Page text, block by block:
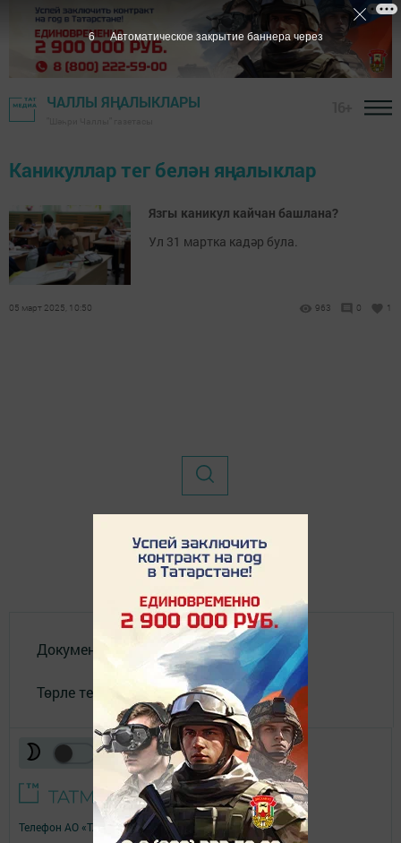
ЧАЛЛЫ ЯҢАЛЫКЛАРЫ
Каникуллар тег белән яңалыклар
Язгы каникул кайчан башлана?
Ул 31 мартка кадәр була.
05 март 2025, 10:50 963 0 1
Документлар
Төрле темалар
Телефон АО «ТАТМЕДИА»: (843) 222 09 84
6 Автоматическое закрытие баннера через